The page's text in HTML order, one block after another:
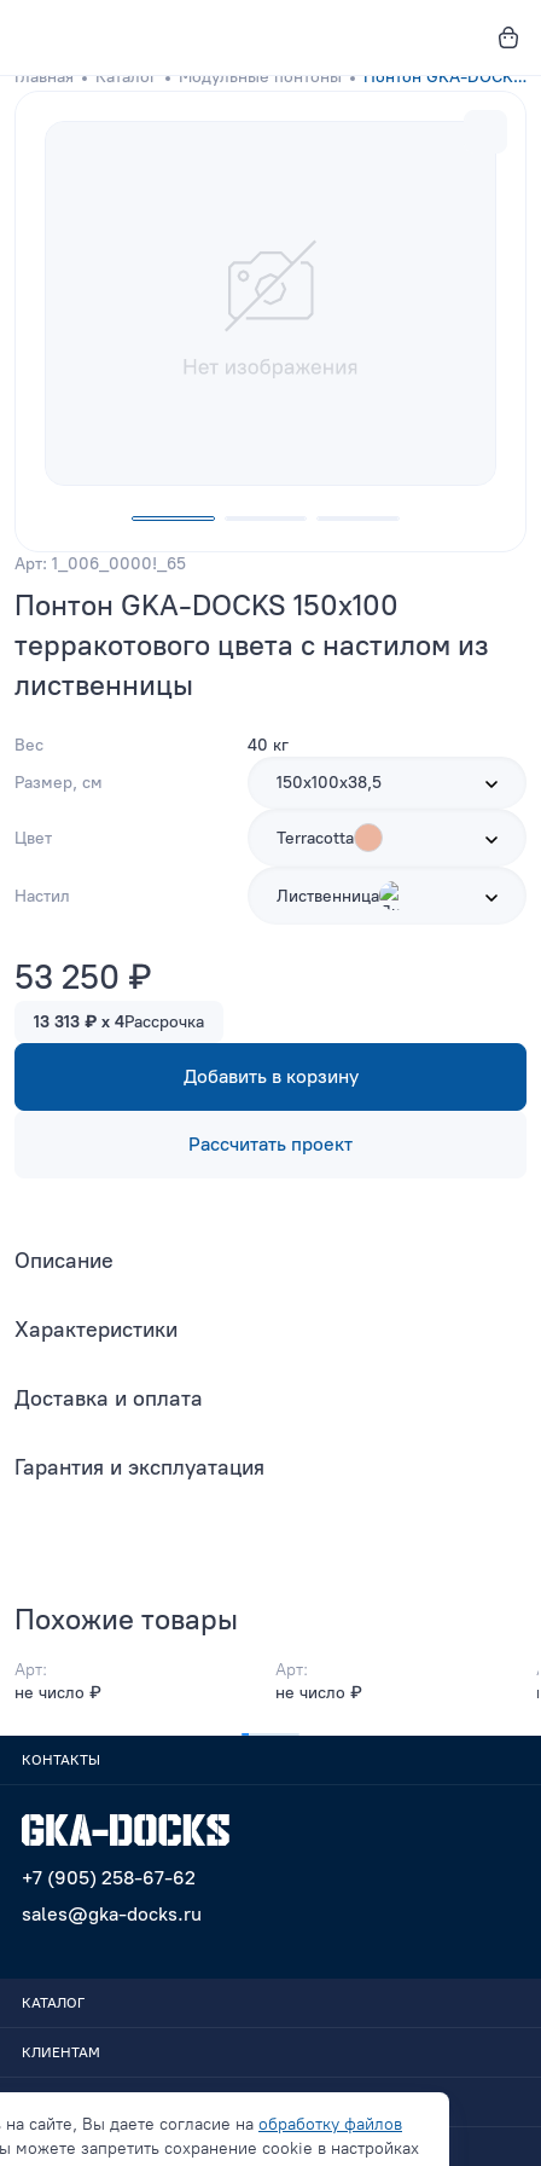
Главная Каталог Модульные понтоны Понтон GKA-DOCKS 150x100 Terracotta с настилом из лиственницы
Арт: 1_006_0000!_65
Понтон GKA-DOCKS 150x100
терракотового цвета с настилом из
лиственницы
Вес
40 кг
Размер, см
150х100х38,5
Цвет Terracotta
Настил Лиственница
53 250 ₽
13 313 ₽ x 4Рассрочка
Добавить в корзину
Рассчитать проект
Описание
Характеристики
Доставка и оплата
Гарантия и эксплуатация
Похожие товары
Арт:
не число ₽
Арт:
не число ₽
КОНТАКТЫ
+7 (905) 258-67-62
sales@gka-docks.ru
КАТАЛОГ
КЛИЕНТАМ
СВЯЗАТЬСЯ
на сайте, Вы даете согласие на обработку файлов
можете запретить сохранение cookie в настройках